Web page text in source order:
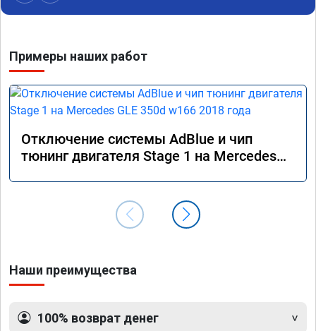
Примеры наших работ
Отключение системы AdBlue и чип
тюнинг двигателя Stage 1 на Mercedes
Наши преимущества
100% возврат денег